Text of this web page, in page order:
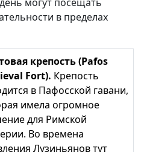
в пределах
крепость (Pafos
Fort). Крепость
в Пафосской гавани,
имела огромное
для Римской
Во времена
Лузиньянов тут